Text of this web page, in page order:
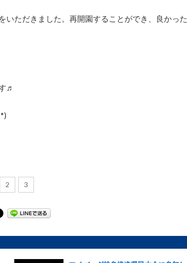
いただきました。再開園することができ、良かった
♬
2 3